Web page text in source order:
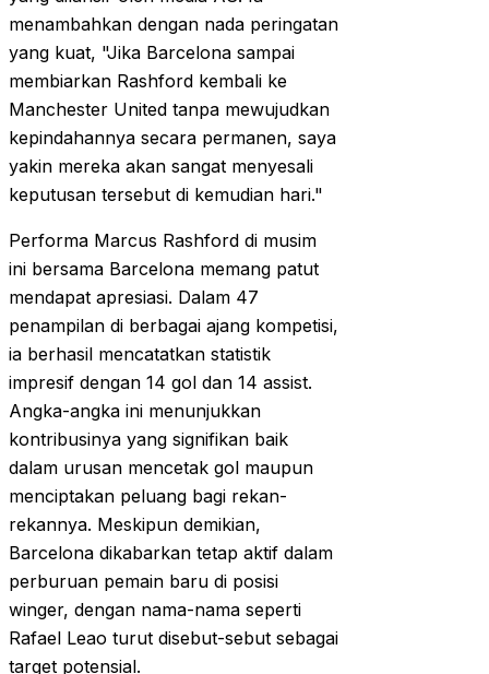
menambahkan dengan nada peringatan
yang kuat, "Jika Barcelona sampai
membiarkan Rashford kembali ke
Manchester United tanpa mewujudkan
kepindahannya secara permanen, saya
yakin mereka akan sangat menyesali
keputusan tersebut di kemudian hari."
Performa Marcus Rashford di musim
ini bersama Barcelona memang patut
mendapat apresiasi. Dalam 47
penampilan di berbagai ajang kompetisi,
ia berhasil mencatatkan statistik
impresif dengan 14 gol dan 14 assist.
Angka-angka ini menunjukkan
kontribusinya yang signifikan baik
dalam urusan mencetak gol maupun
menciptakan peluang bagi rekan-
rekannya. Meskipun demikian,
Barcelona dikabarkan tetap aktif dalam
perburuan pemain baru di posisi
winger, dengan nama-nama seperti
Rafael Leao turut disebut-sebut sebagai
target potensial.